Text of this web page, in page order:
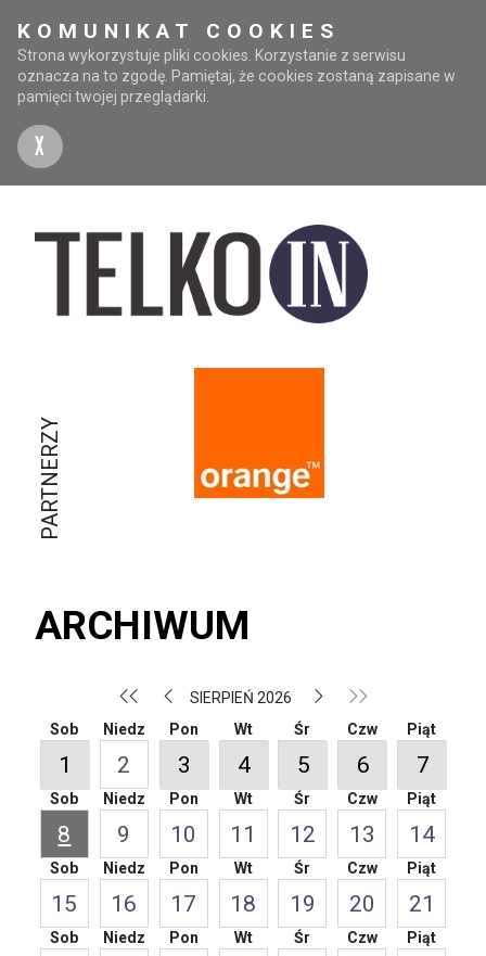
KOMUNIKAT COOKIES
Strona wykorzystuje pliki cookies. Korzystanie z serwisu
oznacza na to zgodę. Pamiętaj, że cookies zostaną zapisane w
pamięci twojej przeglądarki.
X
PARTNERZY
ARCHIWUM
SIERPIEŃ 2026
Sob
1
Niedz
2
Pon
3
Wt
4
Śr
5
Czw
6
Piąt
7
Sob
8
Niedz
9
Pon
10
Wt
11
Śr
12
Czw
13
Piąt
14
Sob
15
Niedz
16
Pon
17
Wt
18
Śr
19
Czw
20
Piąt
21
Sob Niedz Pon Wt Śr Czw Piąt